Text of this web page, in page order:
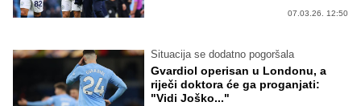
07.03.26. 12:50
Situacija se dodatno pogoršala
Gvardiol operisan u Londonu, a
riječi doktora će ga proganjati:
"Vidi Joško..."